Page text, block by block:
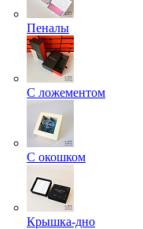
Пеналы
С ложементом
С окошком
Крышка-дно